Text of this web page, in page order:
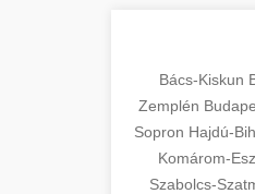
Bács-Kiskun
Zemplén
Sopron Hajdú-
Komárom-
Szabolcs-